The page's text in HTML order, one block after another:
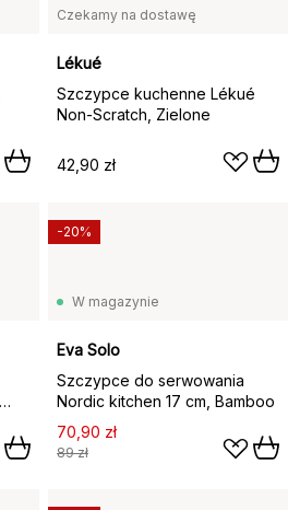
Czekamy na dostawę
Lékué
Szczypce kuchenne Lékué
Non-Scratch, Zielone
42,90 zł
W magazynie
Eva Solo
Szczypce do serwowania
Nordic kitchen 17 cm, Bamboo
70,90 zł
89 zł
-20%